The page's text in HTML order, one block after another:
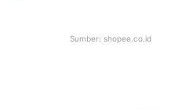
Sumber: shopee.co.id